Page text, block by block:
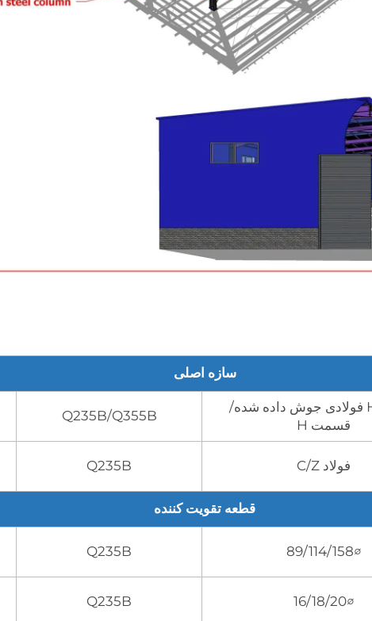
سازه اصلی
پروفیل H فولادی جوش داده شده/
قسمت H
Q235B/Q355B
فولاد C/Z Q235B
قطعه تقویت کننده
∅89/114/158
Q235B
∅16/18/20
Q235B